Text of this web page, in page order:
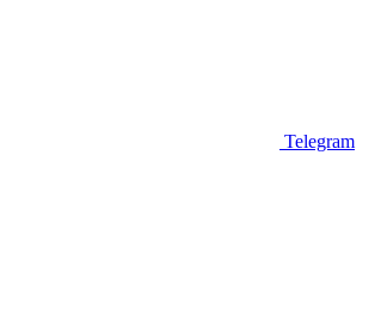
Telegram